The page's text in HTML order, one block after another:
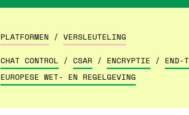
PLATFORMEN / VERSLEUTELING
CHAT CONTROL / CSAR / ENCRYPTIE / END-
EUROPESE WET- EN REGELGEVING